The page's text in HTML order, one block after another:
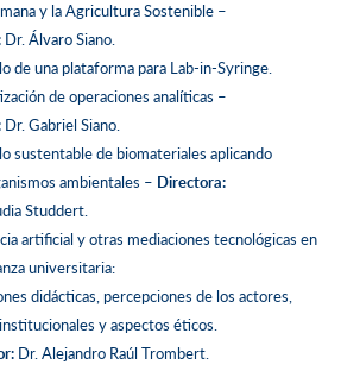
y la Agricultura Sostenible –
Dr. Álvaro Siano.
de una plataforma para Lab-in-Syringe.
de operaciones analíticas –
Dr. Gabriel Siano.
sustentable de biomateriales aplicando
ambientales – Directora:
Studdert.
artificial y otras mediaciones tecnológicas en
universitaria:
didácticas, percepciones de los actores,
y aspectos éticos.
Dr. Alejandro Raúl Trombert.